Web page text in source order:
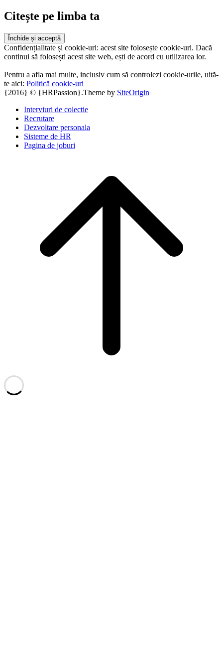
Citește pe limba ta
Confidențialitate și cookie-uri: acest site folosește cookie-uri. Dacă
continui să folosești acest site web, ești de acord cu utilizarea lor.
Pentru a afla mai multe, inclusiv cum să controlezi cookie-urile, uită-
te aici: Politică cookie-uri
{2016} © {HRPassion}.Theme by SiteOrigin
Interviuri de colectie
Recrutare
Dezvoltare personala
Sisteme de HR
Pagina de joburi